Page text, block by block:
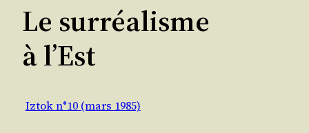
Le surréalisme
à l’Est
Iztok n°10 (mars 1985)